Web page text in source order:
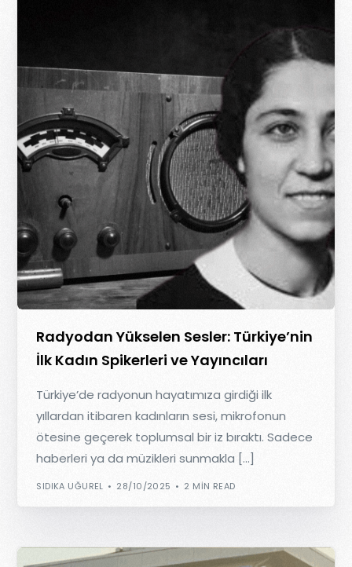
Radyodan Yükselen Sesler: Türkiye’nin
İlk Kadın Spikerleri ve Yayıncıları
Türkiye’de radyonun hayatımıza girdiği ilk
yıllardan itibaren kadınların sesi, mikrofonun
ötesine geçerek toplumsal bir iz bıraktı. Sadece
haberleri ya da müzikleri sunmakla […]
SIDIKA UĞUREL 28/10/2025 2 MIN READ